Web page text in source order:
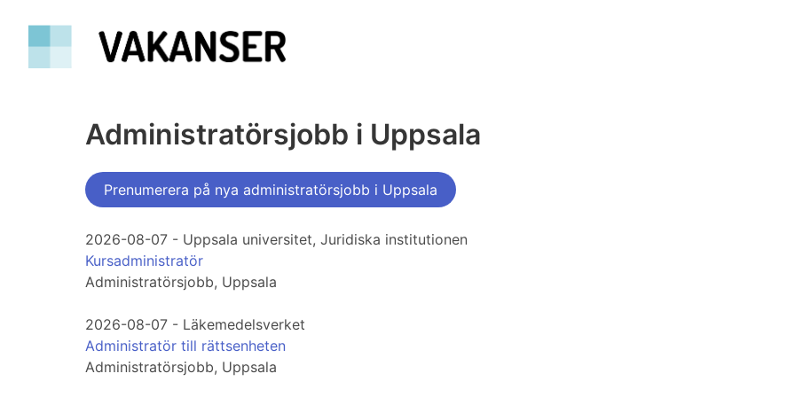
Administratörsjobb i Uppsala
Prenumerera på nya administratörsjobb i Uppsala
2026-08-07 - Uppsala universitet, Juridiska institutionen
Kursadministratör
Administratörsjobb, Uppsala
2026-08-07 - Läkemedelsverket
Administratör till rättsenheten
Administratörsjobb, Uppsala